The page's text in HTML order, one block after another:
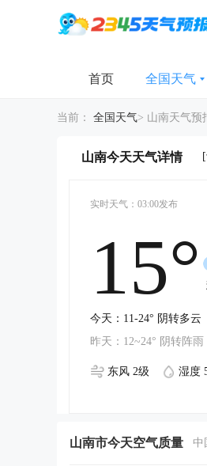
首页 全国天气
当前： 全国天气> 山南天气预
山南今天天气详情
实时天气：03:00发布
15°
今天：11-24° 阴转多云
昨天：12~24° 阴转阵雨
东风 2级 湿度
山南市今天空气质量 中